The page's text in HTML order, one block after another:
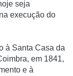
seja
execução do
à Santa Casa da
em 1841,
e à